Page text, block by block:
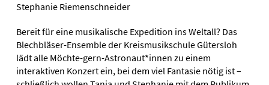
Stephanie Riemenschneider
Bereit für eine musikalische Expedition ins Weltall? Das
Blechbläser­-Ensemble der Kreismusikschule Gütersloh
lädt alle Möchte­-gern­-Astronaut*innen zu einem
interaktiven Konzert ein, bei dem viel Fantasie nötig ist –